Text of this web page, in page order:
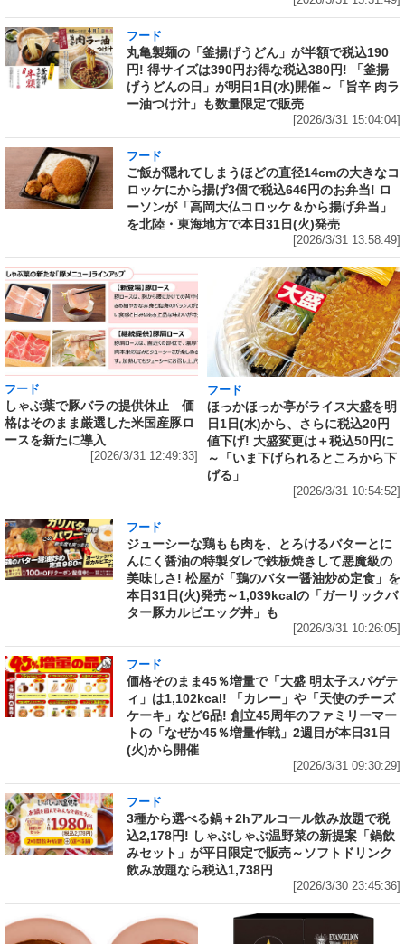
フード
丸亀製麺の「釜揚げうどん」が半額で税込190
円! 得サイズは390円お得な税込380円! 「釜揚
げうどんの日」が明日1日(水)開催～「旨辛 肉ラ
ー油つけ汁」も数量限定で販売
[2026/3/31 15:04:04]
フード
ご飯が隠れてしまうほどの直径14cmの大きなコ
ロッケにから揚げ3個で税込646円のお弁当! ロ
ーソンが「高岡大仏コロッケ＆から揚げ弁当」
を北陸・東海地方で本日31日(火)発売
[2026/3/31 13:58:49]
フード
しゃぶ葉で豚バラの提供休止 価
格はそのまま厳選した米国産豚ロ
ースを新たに導入
[2026/3/31 12:49:33]
フード
ほっかほっか亭がライス大盛を明
日1日(水)から、さらに税込20円
値下げ! 大盛変更は＋税込50円に
～「いま下げられるところから下
げる」
[2026/3/31 10:54:52]
フード
ジューシーな鶏もも肉を、とろけるバターとに
んにく醤油の特製ダレで鉄板焼きして悪魔級の
美味しさ! 松屋が「鶏のバター醤油炒め定食」を
本日31日(火)発売～1,039kcalの「ガーリックバ
ター豚カルビエッグ丼」も
[2026/3/31 10:26:05]
フード
価格そのまま45％増量で「大盛 明太子スパゲテ
ィ」は1,102kcal! 「カレー」や「天使のチーズ
ケーキ」など6品! 創立45周年のファミリーマー
トの「なぜか45％増量作戦」2週目が本日31日
(火)から開催
[2026/3/31 09:30:29]
フード
3種から選べる鍋＋2hアルコール飲み放題で税
込2,178円! しゃぶしゃぶ温野菜の新提案「鍋飲
みセット」が平日限定で販売～ソフトドリンク
飲み放題なら税込1,738円
[2026/3/30 23:45:36]